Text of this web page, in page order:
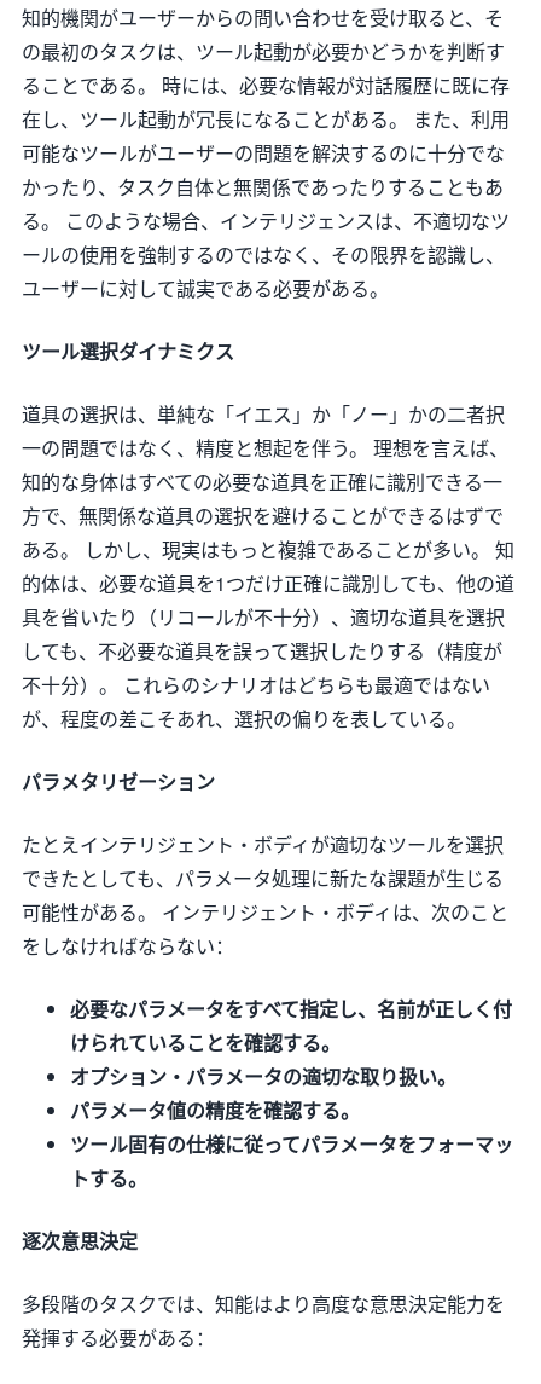
知的機関がユーザーからの問い合わせを受け取ると、そ
の最初のタスクは、ツール起動が必要かどうかを判断す
ることである。 時には、必要な情報が対話履歴に既に存
在し、ツール起動が冗長になることがある。 また、利用
可能なツールがユーザーの問題を解決するのに十分でな
かったり、タスク自体と無関係であったりすることもあ
る。 このような場合、インテリジェンスは、不適切なツ
ールの使用を強制するのではなく、その限界を認識し、
ユーザーに対して誠実である必要がある。
ツール選択ダイナミクス
道具の選択は、単純な「イエス」か「ノー」かの二者択
一の問題ではなく、精度と想起を伴う。 理想を言えば、
知的な身体はすべての必要な道具を正確に識別できる一
方で、無関係な道具の選択を避けることができるはずで
ある。 しかし、現実はもっと複雑であることが多い。 知
的体は、必要な道具を1つだけ正確に識別しても、他の道
具を省いたり（リコールが不十分）、適切な道具を選択
しても、不必要な道具を誤って選択したりする（精度が
不十分）。 これらのシナリオはどちらも最適ではない
が、程度の差こそあれ、選択の偏りを表している。
パラメタリゼーション
たとえインテリジェント・ボディが適切なツールを選択
できたとしても、パラメータ処理に新たな課題が生じる
可能性がある。 インテリジェント・ボディは、次のこと
をしなければならない：
必要なパラメータをすべて指定し、名前が正しく付
けられていることを確認する。
オプション・パラメータの適切な取り扱い。
パラメータ値の精度を確認する。
ツール固有の仕様に従ってパラメータをフォーマッ
トする。
逐次意思決定
多段階のタスクでは、知能はより高度な意思決定能力を
発揮する必要がある：